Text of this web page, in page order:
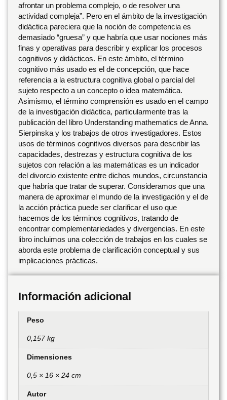
afrontar un problema complejo, o de resolver una
actividad compleja”. Pero en el ámbito de la investigación
didáctica pareciera que la noción de competencia es
demasiado “gruesa” y que habría que usar nociones más
finas y operativas para describir y explicar los procesos
cognitivos y didácticos. En este ámbito, el término
cognitivo más usado es el de concepción, que hace
referencia a la estructura cognitiva global o parcial del
sujeto respecto a un concepto o idea matemática.
Asimismo, el término comprensión es usado en el campo
de la investigación didáctica, particularmente tras la
publicación del libro Understanding mathematics de Anna.
Sierpinska y los trabajos de otros investigadores. Estos
usos de términos cognitivos diversos para describir las
capacidades, destrezas y estructura cognitiva de los
sujetos con relación a las matemáticas es un indicador
del divorcio existente entre dichos mundos, circunstancia
que habría que tratar de superar. Consideramos que una
manera de aproximar el mundo de la investigación y el de
la acción práctica puede ser clarificar el uso que
hacemos de los términos cognitivos, tratando de
encontrar complementariedades y divergencias. En este
libro incluimos una colección de trabajos en los cuales se
aborda este problema de clarificación conceptual y sus
implicaciones prácticas.
Información adicional
Peso
0,157 kg
Dimensiones
0,5 × 16 × 24 cm
Autor